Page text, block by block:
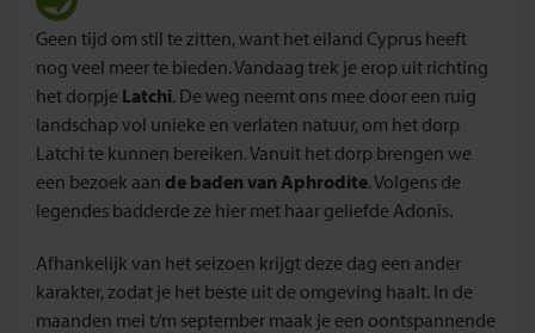
Geen tijd om stil te zitten, want het eiland Cyprus heeft
nog veel meer te bieden. Vandaag trek je erop uit richting
het dorpje Latchi. De weg neemt ons mee door een ruig
landschap vol unieke en verlaten natuur, om het dorp
Latchi te kunnen bereiken. Vanuit het dorp brengen we
een bezoek aan de baden van Aphrodite. Volgens de
legendes badderde ze hier met haar geliefde Adonis.
Afhankelijk van het seizoen krijgt deze dag een ander
karakter, zodat je het beste uit de omgeving haalt. In de
maanden mei t/m september maak je een oontspannende